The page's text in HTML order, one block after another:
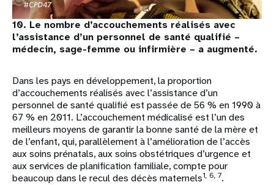
10. Le nombre d’accouchements réalisés avec
l’assistance d’un personnel de santé qualifié –
médecin, sage-femme ou infirmière – a augmenté.
Dans les pays en développement, la proportion
d’accouchements réalisés avec l’assistance d’un
personnel de santé qualifié est passée de 56 % en 1990 à
67 % en 2011. L’accouchement médicalisé est l’un des
meilleurs moyens de garantir la bonne santé de la mère et
de l’enfant, qui, parallèlement à l’amélioration de l’accès
aux soins prénatals, aux soins obstétriques d’urgence et
aux services de planification familiale, compte pour
beaucoup dans le recul des décès maternels1, 6, 7.